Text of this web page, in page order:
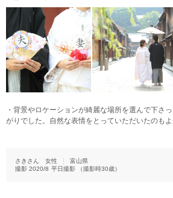
・背景やロケーションが綺麗な場所を選んで下さ
がりでした。自然な表情をとっていただいたのも
のですが、白無垢の柄が光で飛んで真っ白だった
さきさん 女性
富山県
撮影 2020/8 平日撮影 （撮影時30歳）